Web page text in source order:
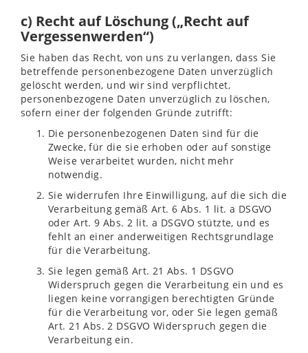
c) Recht auf Löschung („Recht auf
Vergessenwerden“)
Sie haben das Recht, von uns zu verlangen, dass Sie
betreffende personenbezogene Daten unverzüglich
gelöscht werden, und wir sind verpflichtet,
personenbezogene Daten unverzüglich zu löschen,
sofern einer der folgenden Gründe zutrifft:
Die personenbezogenen Daten sind für die
Zwecke, für die sie erhoben oder auf sonstige
Weise verarbeitet wurden, nicht mehr
notwendig.
Sie widerrufen Ihre Einwilligung, auf die sich die
Verarbeitung gemäß Art. 6 Abs. 1 lit. a DSGVO
oder Art. 9 Abs. 2 lit. a DSGVO stützte, und es
fehlt an einer anderweitigen Rechtsgrundlage
für die Verarbeitung.
Sie legen gemäß Art. 21 Abs. 1 DSGVO
Widerspruch gegen die Verarbeitung ein und es
liegen keine vorrangigen berechtigten Gründe
für die Verarbeitung vor, oder Sie legen gemäß
Art. 21 Abs. 2 DSGVO Widerspruch gegen die
Verarbeitung ein.